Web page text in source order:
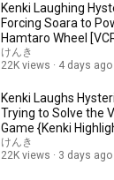
Kenki Laughing
Forcing Soara to
Hamtaro Wheel
Kenki Highlights]
けんき
22K views
4 days ago
Kenki Laughs
Trying to Solve the
Game {Kenki
けんき
22K views
3 days ago